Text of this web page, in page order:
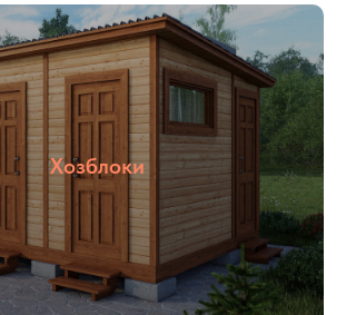
Хозблоки
наше производство
благодаря чему выгодное
расположение позволяет
доставку в любую
точку.
всегда открыто для
и партнеров, Вы
приехать в гости,
материалов и взглянуть на
изготовления.